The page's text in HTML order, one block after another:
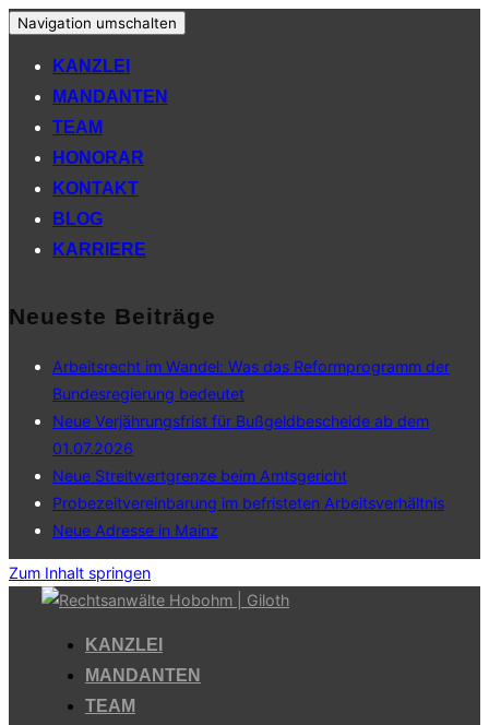
Navigation umschalten
KANZLEI
MANDANTEN
TEAM
HONORAR
KONTAKT
BLOG
KARRIERE
Neueste Beiträge
Arbeitsrecht im Wandel: Was das Reformprogramm der
Bundesregierung bedeutet
Neue Verjährungsfrist für Bußgeldbescheide ab dem
01.07.2026
Neue Streitwertgrenze beim Amtsgericht
Probezeitvereinbarung im befristeten Arbeitsverhältnis
Neue Adresse in Mainz
Zum Inhalt springen
KANZLEI
MANDANTEN
TEAM